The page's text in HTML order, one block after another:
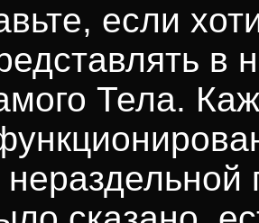
если
в
Тела.